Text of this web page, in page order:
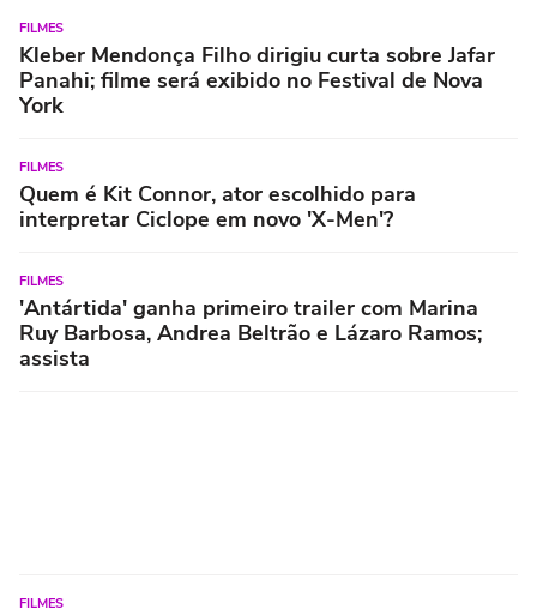
FILMES
Kleber Mendonça Filho dirigiu curta sobre Jafar
Panahi; filme será exibido no Festival de Nova
York
FILMES
Quem é Kit Connor, ator escolhido para
interpretar Ciclope em novo 'X-Men'?
FILMES
'Antártida' ganha primeiro trailer com Marina
Ruy Barbosa, Andrea Beltrão e Lázaro Ramos;
assista
FILMES